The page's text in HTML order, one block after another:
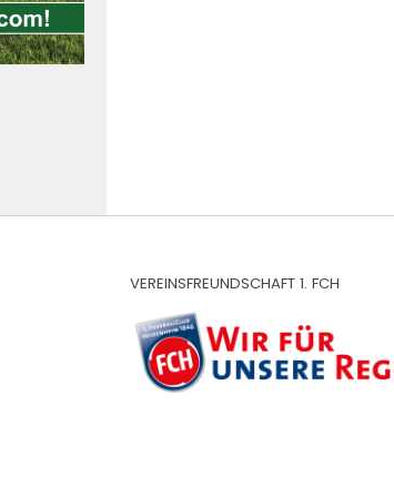
VEREINSFREUNDSCHAFT 1. FCH